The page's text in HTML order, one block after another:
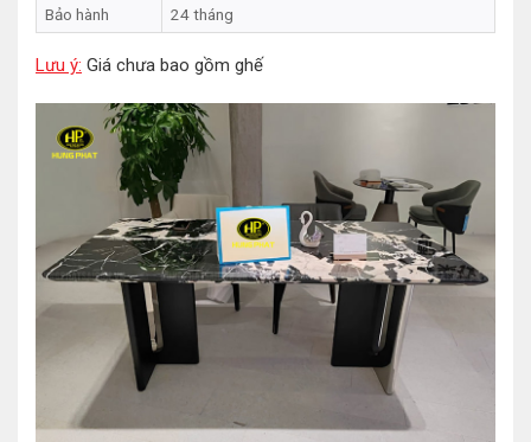
Bảo hành
24 tháng
Lưu ý: Giá chưa bao gồm ghế